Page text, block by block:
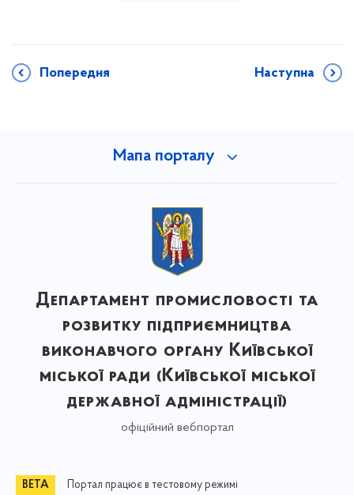
Попередня Наступна
Мапа порталу
Департамент промисловості та
розвитку підприємництва
виконавчого органу Київської
міської ради (Київської міської
державної адміністрації)
офіційний вебпортал
Портал працює в тестовому режимі